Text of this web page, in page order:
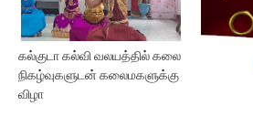
கல்குடா கல்வி வலயத்தில் கலை
நிகழ்வுகளுடன் கலைமகளுக்கு
விழா